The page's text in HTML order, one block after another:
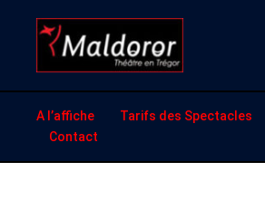
contenu
A l’affiche Tarifs des Spectacles
Contact